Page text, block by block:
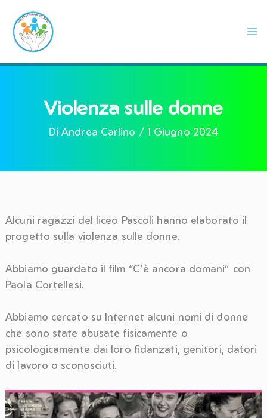
contenuto
Violenza sulle donne
DiAndrea Carlino / 1 Giugno 2024
Alcuni ragazzi del liceo Pascoli hanno elaborato il
progetto sulla violenza sulle donne.
Abbiamo guardato il film “C’è ancora domani” con
Paola Cortellesi.
Abbiamo cercato su Internet alcuni nomi di donne
che sono state abusate fisicamente o
psicologicamente dai loro fidanzati, genitori, datori
di lavoro o sconosciuti.